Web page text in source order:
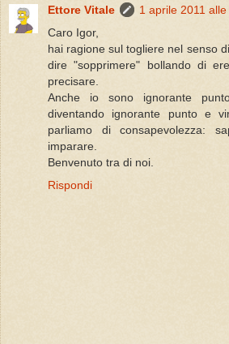
Ettore Vitale
1 aprile 2011
Caro Igor,
hai ragione sul togliere nel senso
dire "sopprimere" bollando di
precisare.
Anche io sono ignorante
diventando ignorante punto e
parliamo di consapevolezza:
imparare.
Benvenuto tra di noi.
Rispondi